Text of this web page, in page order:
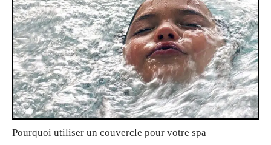
Pourquoi utiliser un couvercle pour votre spa